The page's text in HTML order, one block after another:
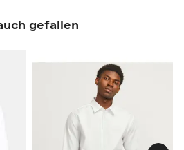
gefallen